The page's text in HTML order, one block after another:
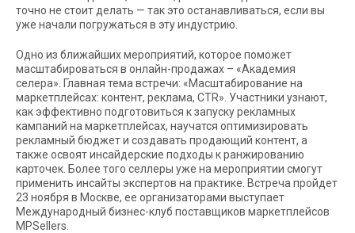
точно не стоит делать — так это останавливаться, если вы
уже начали погружаться в эту индустрию.
Одно из ближайших мероприятий, которое поможет
масштабироваться в онлайн-продажах – «Академия
селера». Главная тема встречи: «Масштабирование на
маркетплейсах: контент, реклама, CTR». Участники узнают,
как эффективно подготовиться к запуску рекламных
кампаний на маркетплейсах, научатся оптимизировать
рекламный бюджет и создавать продающий контент, а
также освоят инсайдерские подходы к ранжированию
карточек. Более того селлеры уже на мероприятии смогут
применить инсайты экспертов на практике. Встреча пройдет
23 ноября в Москве, ее организаторами выступает
Международный бизнес-клуб поставщиков маркетплейсов
MPSellers.